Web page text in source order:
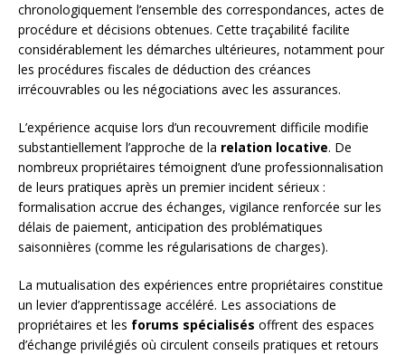
chronologiquement l’ensemble des correspondances, actes de
procédure et décisions obtenues. Cette traçabilité facilite
considérablement les démarches ultérieures, notamment pour
les procédures fiscales de déduction des créances
irrécouvrables ou les négociations avec les assurances.
L’expérience acquise lors d’un recouvrement difficile modifie
substantiellement l’approche de la relation locative. De
nombreux propriétaires témoignent d’une professionnalisation
de leurs pratiques après un premier incident sérieux :
formalisation accrue des échanges, vigilance renforcée sur les
délais de paiement, anticipation des problématiques
saisonnières (comme les régularisations de charges).
La mutualisation des expériences entre propriétaires constitue
un levier d’apprentissage accéléré. Les associations de
propriétaires et les forums spécialisés offrent des espaces
d’échange privilégiés où circulent conseils pratiques et retours